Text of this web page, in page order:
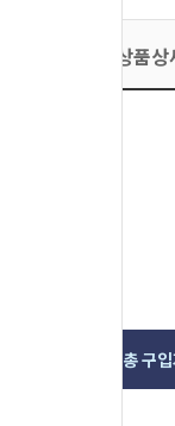
상품
총 구